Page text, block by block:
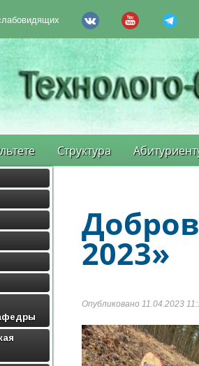
Структура
2023»
Опубликовано 11.04.2023